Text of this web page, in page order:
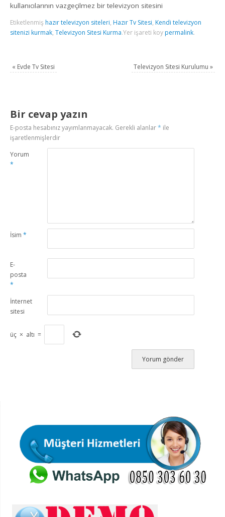
kullanıcılarının vazgeçilmez bir televizyon sitesini
Etiketlenmiş hazır televizyon siteleri, Hazır Tv Sitesi, Kendi televizyon
sitenizi kurmak,Televizyon Sitesi Kurma.Yer işareti koy permalink.
« Evde Tv Sitesi Televizyon Sitesi Kurulumu »
Bir cevap yazın
E-posta hesabınız yayımlanmayacak. Gerekli alanlar* ile
işaretlenmişlerdir
Yorum
*
İsim*
E-
posta
*
İnternet
sitesi
üç × altı =